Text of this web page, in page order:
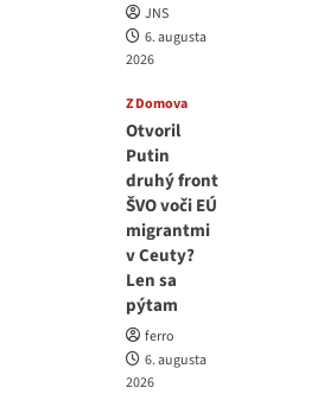
JNS
6. augusta
2026
Z Domova
Otvoril
Putin
druhý front
ŠVO voči EÚ
migrantmi
v Ceuty?
Len sa
pýtam
ferro
6. augusta
2026